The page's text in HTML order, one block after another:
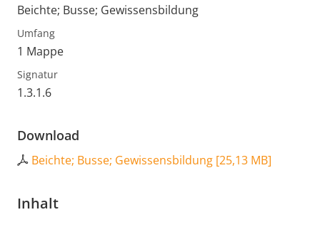
Beichte; Busse; Gewissensbildung
Umfang
1 Mappe
Signatur
1.3.1.6
Download
Beichte; Busse; Gewissensbildung [25,13 MB]
Inhalt